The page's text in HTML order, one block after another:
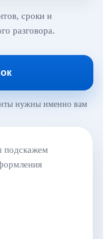
сроки и
разговора.
нужны именно вам
подскажем